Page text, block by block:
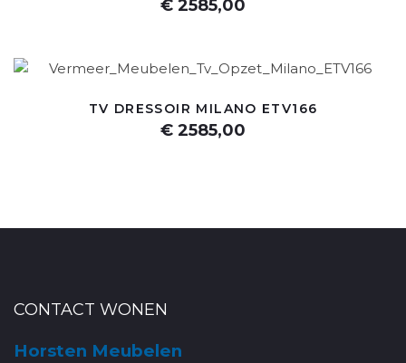
€ 2585,00
TV DRESSOIR MILANO ETV166
€ 2585,00
CONTACT WONEN
Horsten Meubelen